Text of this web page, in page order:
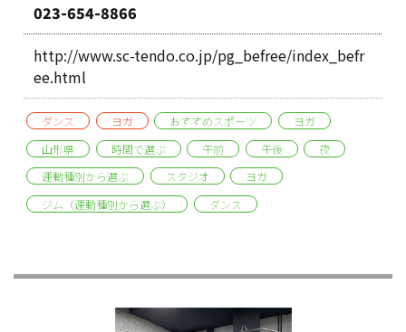
023-654-8866
http://www.sc-tendo.co.jp/pg_befree/index_befr
ee.html
ダンス ヨガ おすすめスポーツ
ヨガ
山形県
時間で選ぶ 午前 午後
夜
運動種別から選ぶ
スタジオ
ヨガ
ジム（運動種別から選ぶ）
ダンス